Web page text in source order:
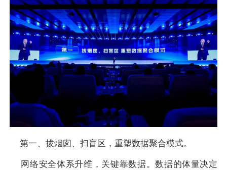
第一、拔烟囱、扫盲区，重塑数据聚合模式。
网络安全体系升维，关键靠数据。数据的体量决定